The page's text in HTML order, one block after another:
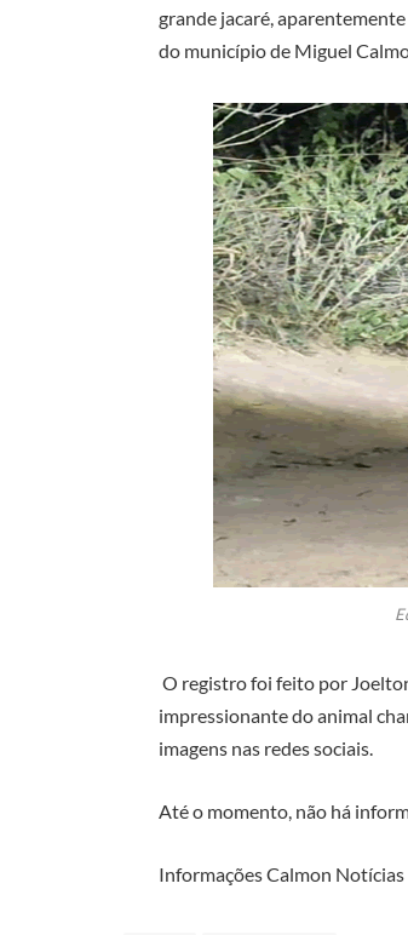
grande jacaré,
do município de Miguel
O registro foi feito por
impressionante do animal
imagens nas redes sociais.
Até o momento, não há
Informações Calmon Notícias